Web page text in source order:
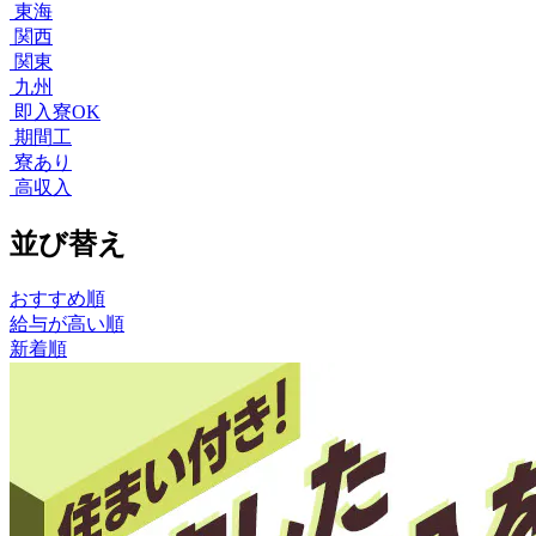
東海
関西
関東
九州
即入寮OK
期間工
寮あり
高収入
並び替え
おすすめ順
給与が高い順
新着順